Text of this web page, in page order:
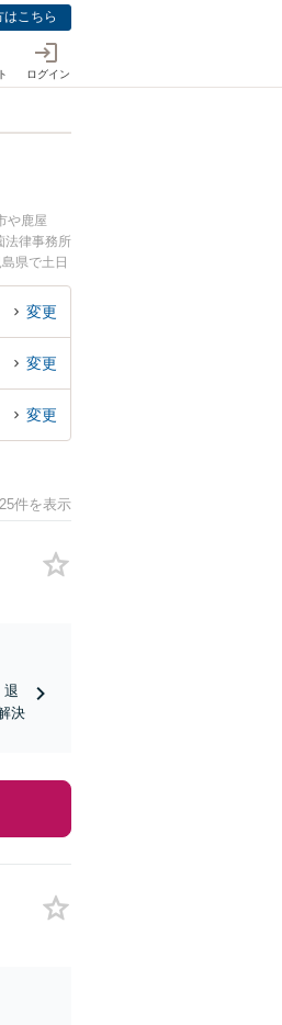
こちら
ログイン
や鹿屋
法律事務所
県で土日
料で不当な
変更
変更
変更
件を表示
退
決